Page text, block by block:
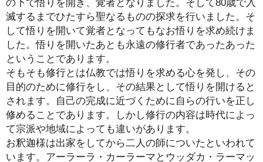
の下で悟りを開き、覚者となりました。そして80歳で入
滅するまでひたすら聖なるものの探求を行いました。そ
して悟りを開いて覚者となってもなお悟りを求め続けま
した。悟りを開いたあとも永遠の修行者であったあった
ということであります。
そもそも修行とは仏教では悟りを求める心を発し、その
目的のために修行をし、その結果として悟りを開けると
されます。自己の完成に近づくために自らの行いを正し
修めることであります。しかし修行の内容は時代によっ
て宗派や地域によっても違いがあります。
お釈迦様は出家をしてから二人の師についたといわれて
います。アーラーラ・カーラーマとウッダカ・ラーマッ